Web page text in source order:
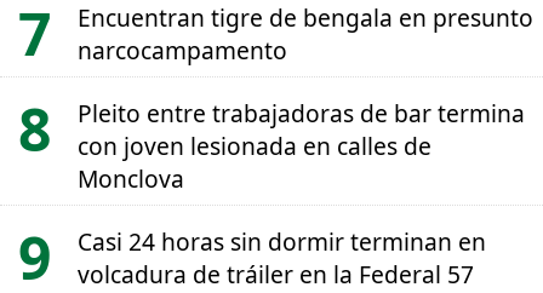
Encuentran tigre de bengala en presunto
narcocampamento
Pleito entre trabajadoras de bar termina
con joven lesionada en calles de
Monclova
Casi 24 horas sin dormir terminan en
volcadura de tráiler en la Federal 57